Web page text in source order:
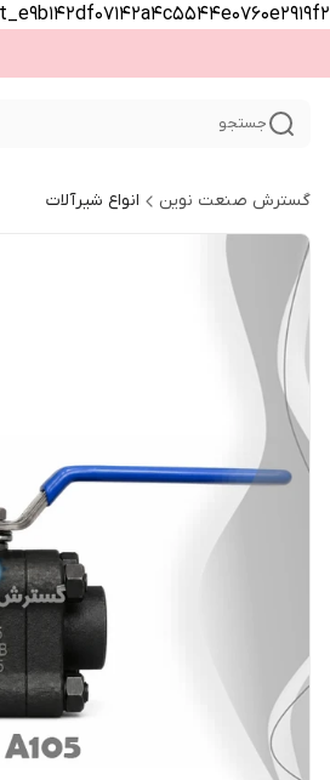
جستجو
گسترش صنعت نوین انواع شیرآلات